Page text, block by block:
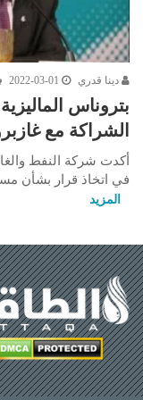
دينا قدري 2022-03-01
بتروناس
الشراكة مع
أكدت شركة النفط
في اتخاذ قرار بشأن
المزيد